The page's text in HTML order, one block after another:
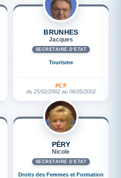
BRUNHES
Jacques
SECRÉTAIRE D'ETAT
Tourisme
PCF
du 25/02/2002 au 06/05/2002
PÉRY
Nicole
SECRÉTAIRE D'ETAT
Droits des Femmes et Formation